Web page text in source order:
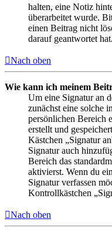
halten, eine Notiz
überarbeitet wurde.
einen Beitrag nicht
darauf geantwortet hat.
Nach oben
Wie kann ich meinem
Um eine Signatur an
zunächst eine solche
persönlichen Bereich
erstellt und
Kästchen „Signatur
Signatur auch
Bereich das
aktivierst. Wenn du
Signatur verfassen
Kontrollkästchen
Nach oben